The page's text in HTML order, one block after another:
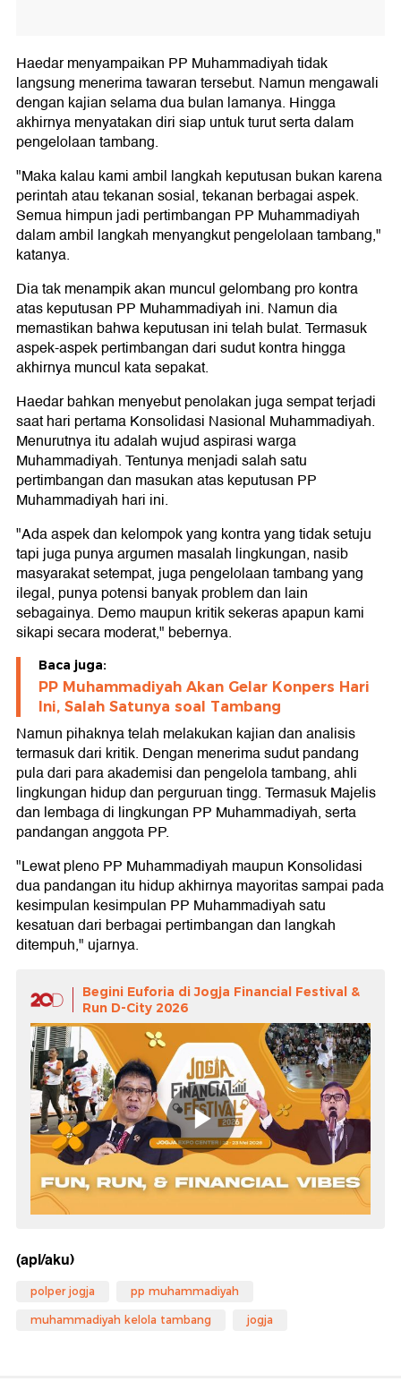
Haedar menyampaikan PP Muhammadiyah tidak
langsung menerima tawaran tersebut. Namun mengawali
dengan kajian selama dua bulan lamanya. Hingga
akhirnya menyatakan diri siap untuk turut serta dalam
pengelolaan tambang.
"Maka kalau kami ambil langkah keputusan bukan karena
perintah atau tekanan sosial, tekanan berbagai aspek.
Semua himpun jadi pertimbangan PP Muhammadiyah
dalam ambil langkah menyangkut pengelolaan tambang,"
katanya.
Dia tak menampik akan muncul gelombang pro kontra
atas keputusan PP Muhammadiyah ini. Namun dia
memastikan bahwa keputusan ini telah bulat. Termasuk
aspek-aspek pertimbangan dari sudut kontra hingga
akhirnya muncul kata sepakat.
Haedar bahkan menyebut penolakan juga sempat terjadi
saat hari pertama Konsolidasi Nasional Muhammadiyah.
Menurutnya itu adalah wujud aspirasi warga
Muhammadiyah. Tentunya menjadi salah satu
pertimbangan dan masukan atas keputusan PP
Muhammadiyah hari ini.
"Ada aspek dan kelompok yang kontra yang tidak setuju
tapi juga punya argumen masalah lingkungan, nasib
masyarakat setempat, juga pengelolaan tambang yang
ilegal, punya potensi banyak problem dan lain
sebagainya. Demo maupun kritik sekeras apapun kami
sikapi secara moderat," bebernya.
Baca juga:
PP Muhammadiyah Akan Gelar Konpers Hari
Ini, Salah Satunya soal Tambang
Namun pihaknya telah melakukan kajian dan analisis
termasuk dari kritik. Dengan menerima sudut pandang
pula dari para akademisi dan pengelola tambang, ahli
lingkungan hidup dan perguruan tingg. Termasuk Majelis
dan lembaga di lingkungan PP Muhammadiyah, serta
pandangan anggota PP.
"Lewat pleno PP Muhammadiyah maupun Konsolidasi
dua pandangan itu hidup akhirnya mayoritas sampai pada
kesimpulan kesimpulan PP Muhammadiyah satu
kesatuan dari berbagai pertimbangan dan langkah
ditempuh," ujarnya.
Begini Euforia di Jogja Financial Festival &
Run D-City 2026
(apl/aku)
polper jogja pp muhammadiyah
muhammadiyah kelola tambang jogja